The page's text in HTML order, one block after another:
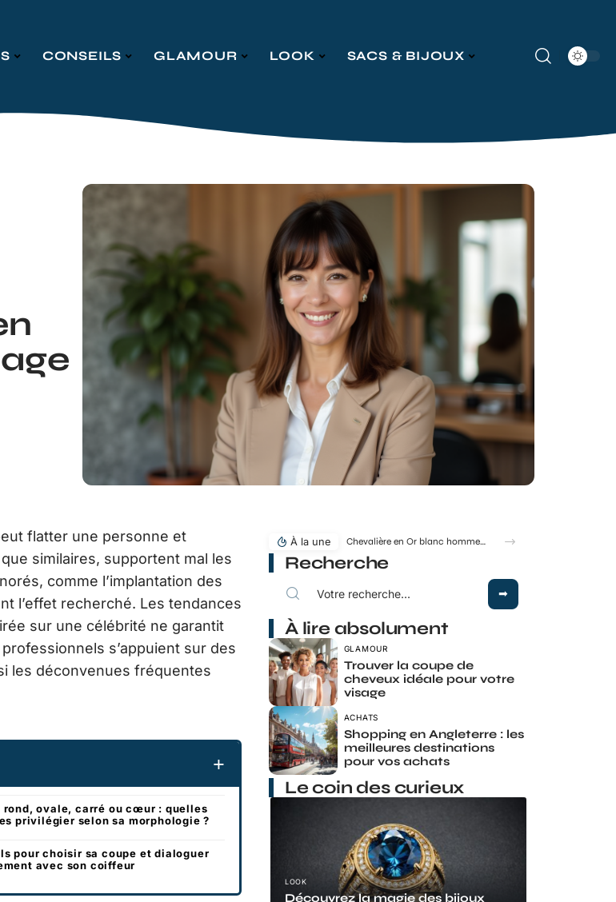
CONSEILS GLAMOUR LOOK SACS & BIJOUX
flatter une personne et
similaires, supportent mal les
comme l’implantation des
l’effet recherché. Les tendances
sur une célébrité ne garantit
s’appuient sur des
les déconvenues fréquentes
rond, ovale, carré ou cœur : quelles
privilégier selon sa morphologie ?
pour choisir sa coupe et dialoguer
avec son coiffeur
À la une Chevalière en Or blanc homme : tradition familiale ou accessoire de mode ?
Recherche
À lire absolument
GLAMOUR
Trouver la coupe de
cheveux idéale pour votre
visage
ACHATS
Shopping en Angleterre : les
meilleures destinations
pour vos achats
Le coin des curieux
LOOK
Découvrez la magie des bijoux